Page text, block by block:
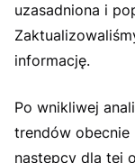
uzasadniona i
informację.
Po wnikliwej
trendów obecnie
następcy dla tej